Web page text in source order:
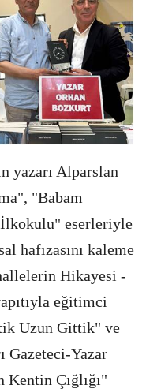
yazarı Alparslan
"Babam
eserleriyle
hafızasını kaleme
Hikayesi -
eğitimci
Uzun Gittik" ve
Gazeteci-Yazar
Çığlığı"